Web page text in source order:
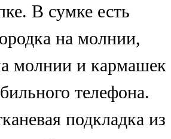
В сумке есть
на молнии,
молнии и кармашек
телефона.
подкладка из